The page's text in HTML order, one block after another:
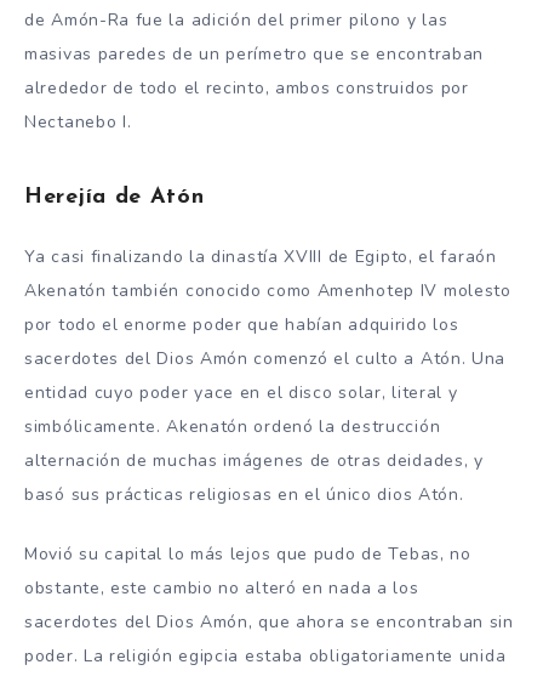
de Amón-Ra fue la adición del primer pilono y las
masivas paredes de un perímetro que se encontraban
alrededor de todo el recinto, ambos construidos por
Nectanebo I.
Herejía de Atón
Ya casi finalizando la dinastía XVIII de Egipto, el faraón
Akenatón también conocido como Amenhotep IV molesto
por todo el enorme poder que habían adquirido los
sacerdotes del Dios Amón comenzó el culto a Atón. Una
entidad cuyo poder yace en el disco solar, literal y
simbólicamente. Akenatón ordenó la destrucción
alternación de muchas imágenes de otras deidades, y
basó sus prácticas religiosas en el único dios Atón.
Movió su capital lo más lejos que pudo de Tebas, no
obstante, este cambio no alteró en nada a los
sacerdotes del Dios Amón, que ahora se encontraban sin
poder. La religión egipcia estaba obligatoriamente unida